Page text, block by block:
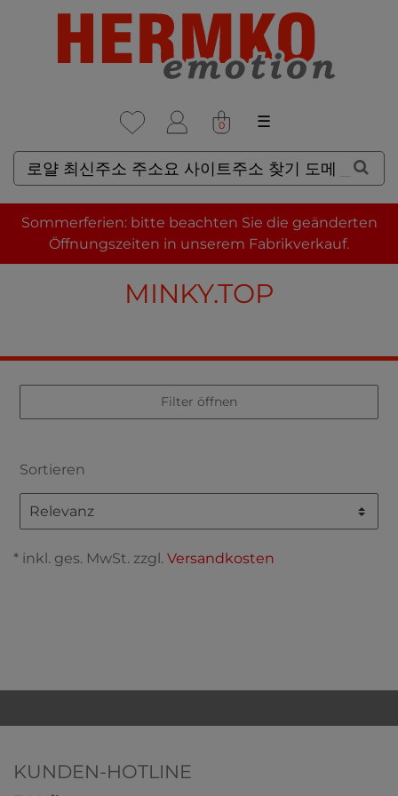
0 ☰
Sommerferien: bitte beachten Sie die geänderten
Öffnungszeiten in unserem Fabrikverkauf.
SUCHERGEBNISSE FÜR: 로
얄 최신주소 주소요 사이트주소
찾기 도메인 주소 링크 찾기
MINKY.TOP
Filter öffnen
Sortieren
* inkl. ges. MwSt. zzgl. Versandkosten
KUNDEN-HOTLINE